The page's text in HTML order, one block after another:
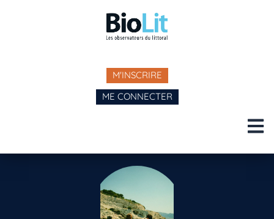
M'INSCRIRE
ME CONNECTER